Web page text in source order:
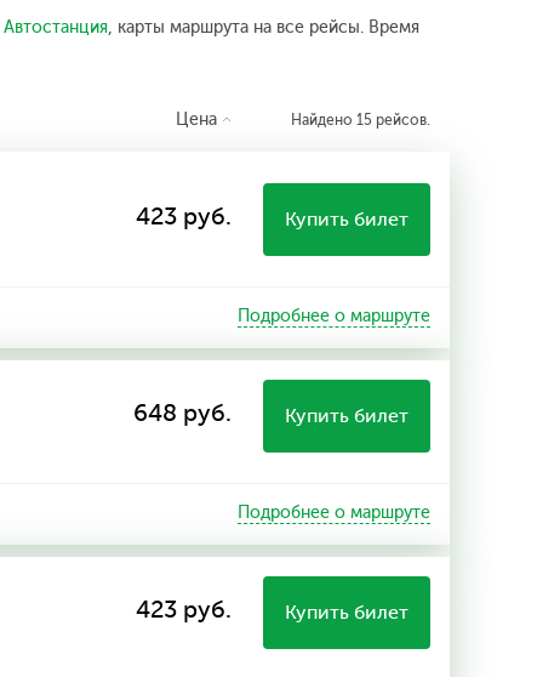
Автостанция, карты маршрута на все рейсы. Время
Цена Найдено 15 рейсов.
423 руб. Купить билет
Подробнее о маршруте
648 руб. Купить билет
Подробнее о маршруте
423 руб. Купить билет